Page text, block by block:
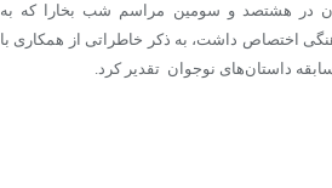
در هشتصد و سومین مراسم شب بخارا که به
اختصاص داشت، به ذکر خاطراتی از همکاری با
داستان‌های نوجوان تقدیر کرد.